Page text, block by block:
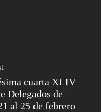
cuarta XLIV
Delegados de
al 25 de febrero